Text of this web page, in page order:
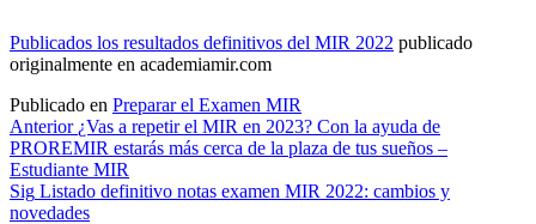
Publicados los resultados definitivos del MIR 2022 publicado
originalmente en academiamir.com
Publicado en Preparar el Examen MIR
Navegación
de
entradas
Anterior ¿Vas a repetir el MIR en 2023? Con la ayuda de
PROREMIR estarás más cerca de la plaza de tus sueños –
Estudiante MIR
Sig Listado definitivo notas examen MIR 2022: cambios y
novedades